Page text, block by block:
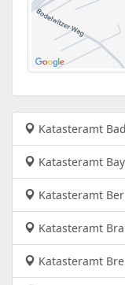
Katasteramt
Katasteramt
Katasteramt
Katasteramt
Katasteramt